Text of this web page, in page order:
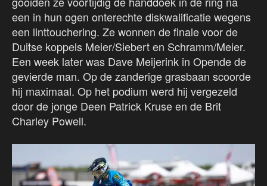
een in hun ogen onterechte diskwalificatie wegens
een linttouchering. Ze wonnen de finale voor de
Duitse koppels Meier/Siebert en Schramm/Meier.
Een week later was Dave Meijerink in Opende de
gevierde man. Op de zanderige grasbaan scoorde
hij maximaal. Op het podium werd hij vergezeld
door de jonge Deen Patrick Kruse en de Brit
Charley Powell.